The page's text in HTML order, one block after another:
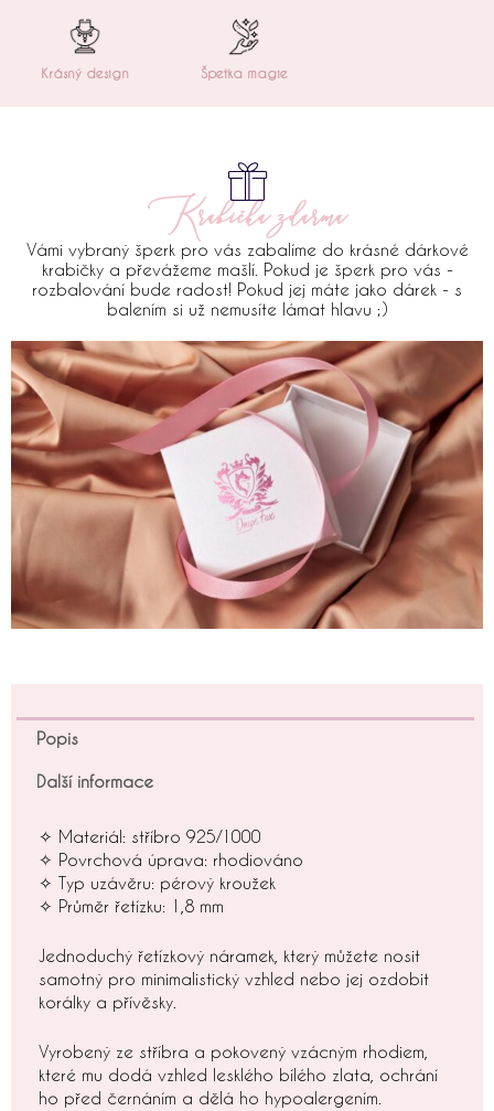
Krásný design Špetka magie
Krabička zdarma
Vámi vybraný šperk pro vás zabalíme do krásné dárkové
krabičky a převážeme mašlí. Pokud je šperk pro vás -
rozbalování bude radost! Pokud jej máte jako dárek - s
balením si už nemusíte lámat hlavu ;)
Popis
Další informace
✧ Materiál: stříbro 925/1000
✧ Povrchová úprava: rhodiováno
✧ Typ uzávěru: pérový kroužek
✧ Průměr řetízku: 1,8 mm
Jednoduchý řetízkový náramek, který můžete nosit
samotný pro minimalistický vzhled nebo jej ozdobit
korálky a přívěsky.
Vyrobený ze stříbra a pokovený vzácným rhodiem,
které mu dodá vzhled lesklého bílého zlata, ochrání
ho před černáním a dělá ho hypoalergením.